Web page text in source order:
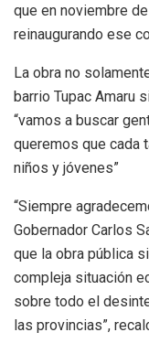
que en noviembre
reinaugurando ese
La obra no
barrio Tupac Amaru
“vamos a buscar
queremos que cada
niños y jóvenes”
“Siempre
Gobernador Carlos
que la obra pública
compleja situación
sobre todo el
las provincias”,